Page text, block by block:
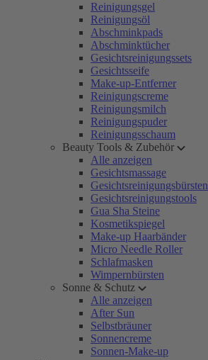
Reinigungsgel
Reinigungsöl
Abschminkpads
Abschminktücher
Gesichtsreinigungssets
Gesichtsseife
Make-up-Entferner
Reinigungscreme
Reinigungsmilch
Reinigungspuder
Reinigungsschaum
Beauty Tools & Zubehör
Alle anzeigen
Gesichtsmassage
Gesichtsreinigungsbürsten
Gesichtsreinigungstools
Gua Sha Steine
Kosmetikspiegel
Make-up Haarbänder
Micro Needle Roller
Schlafmasken
Wimpernbürsten
Sonne & Schutz
Alle anzeigen
After Sun
Selbstbräuner
Sonnencreme
Sonnen-Make-up